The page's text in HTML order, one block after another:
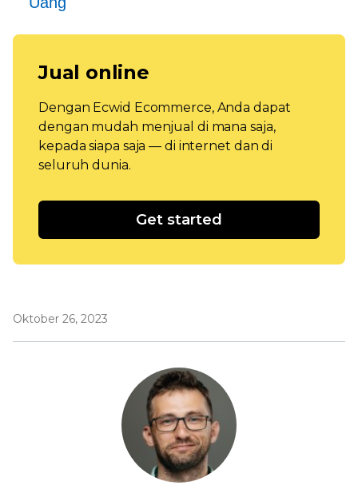
Jual online
Dengan Ecwid Ecommerce, Anda dapat
dengan mudah menjual di mana saja,
kepada siapa saja — di internet dan di
seluruh dunia.
Get started
Oktober 26, 2023